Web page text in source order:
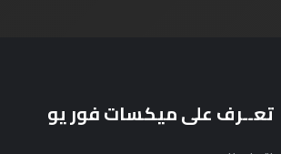
تعــرف على ميكسات فور يو